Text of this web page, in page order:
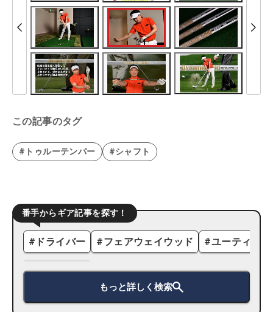
この記事のタグ
#トゥルーテンパー #シャフト
番手からギア記事を探す！
# ドライバー #フェアウェイウッド #ユーティリ
もっと詳しく検索